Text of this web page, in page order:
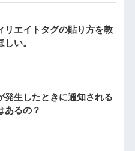
リエイトタグの貼り方を教
しい。
発生したときに通知される
あるの？